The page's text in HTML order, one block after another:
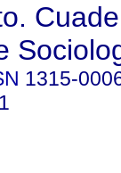
1315-